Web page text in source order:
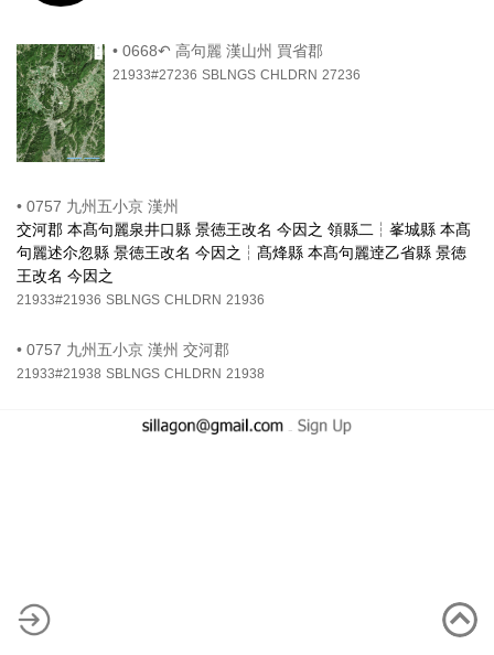
• 0668↶ 高句麗 漢山州 買省郡
21933#27236 SBLNGS CHLDRN 27236
• 0757 九州五小京 漢州
交河郡 本髙句麗泉井口縣 景徳王改名 今因之 領縣二┆峯城縣 本髙
句麗述尒忽縣 景徳王改名 今因之┆髙烽縣 本髙句麗逹乙省縣 景徳
王改名 今因之
21933#21936 SBLNGS CHLDRN 21936
• 0757 九州五小京 漢州 交河郡
21933#21938 SBLNGS CHLDRN 21938
-